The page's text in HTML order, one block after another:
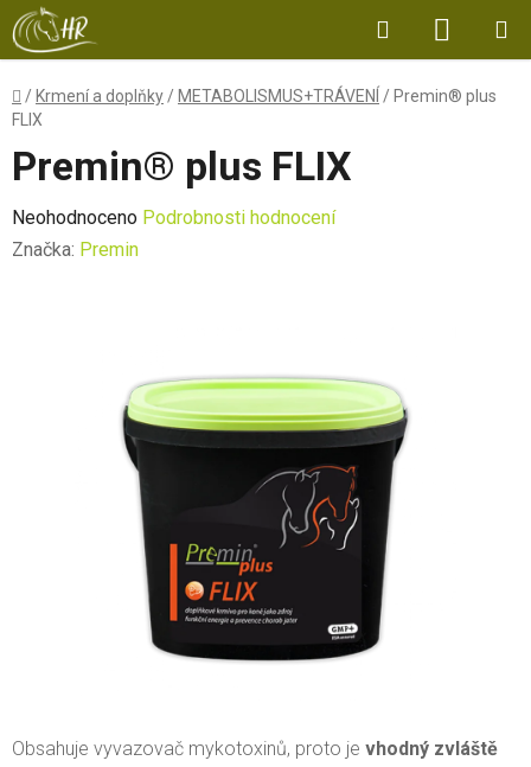
Přejít
na
obsah
Hledat
KOŠÍK
Domů
/ Krmení a doplňky / METABOLISMUS+TRÁVENÍ / Premin® plus
FLIX
Obsahuje vyvazovač mykotoxinů, proto je vhodný zvláště
Premin® plus FLIX
Průměrné
hodnocení
Neohodnoceno Podrobnosti hodnocení
Značka: Premin